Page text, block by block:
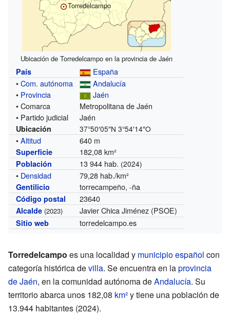
Torredelcampo
Ubicación de Torredelcampo en la provincia de Jaén
País
España
•Com. autónoma
Andalucía
• Provincia
Jaén
• Comarca
Metropolitana de Jaén
• Partido judicial
Jaén
Ubicación 37°50′05″N 3°54′14″O
•Altitud 640 m
Superficie 182,08 km²
Población 13 944 hab. (2024)
• Densidad 79,28 hab./km²
Gentilicio torrecampeño, -ña
Código postal 23640
Alcalde (2023) Javier Chica Jiménez (PSOE)
Sitio web torredelcampo.es
Torredelcampo es una localidad y municipioespañol con
categoría histórica devilla. Se encuentra en laprovincia
de Jaén, en la comunidad autónoma deAndalucía. Su
territorio abarca unos 182,08 km²y tiene una población de
13.944 habitantes (2024).